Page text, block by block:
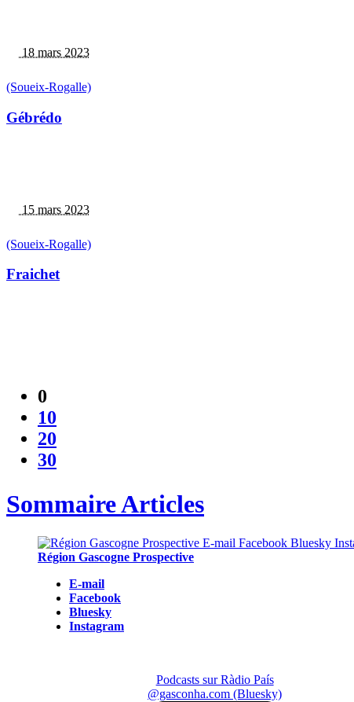
18 mars 2023
(Soueix-Rogalle)
Gébrédo
15 mars 2023
(Soueix-Rogalle)
Fraichet
0
10
20
30
Sommaire Articles
Région Gascogne Prospective
E-mail
Facebook
Bluesky
Instagram
Podcasts sur Ràdio País
@gasconha.com (Bluesky)